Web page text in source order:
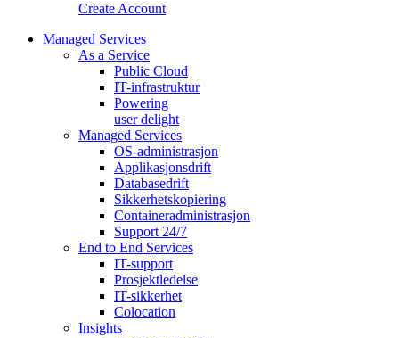
Create Account
Managed Services
As a Service
Public Cloud
IT-infrastruktur
Powering
user delight
Managed Services
OS‑administrasjon
Applikasjonsdrift
Databasedrift
Sikkerhetskopiering
Containeradministrasjon
Support 24/7
End to End Services
IT-support
Prosjektledelse
IT-sikkerhet
Colocation
Insights